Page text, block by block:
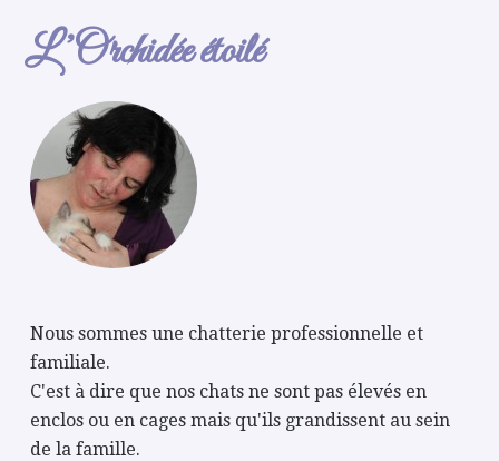
L’Orchidée étoilé
Nous sommes une chatterie professionnelle et
familiale.
C'est à dire que nos chats ne sont pas élevés en
enclos ou en cages mais qu'ils grandissent au sein
de la famille.